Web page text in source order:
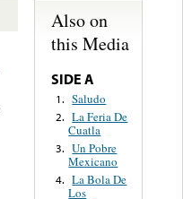
Also on
this Media
SIDE A
1. Saludo
2. La Feria De
Cuatla
3. Un Pobre
Mexicano
4. La Bola De
Los